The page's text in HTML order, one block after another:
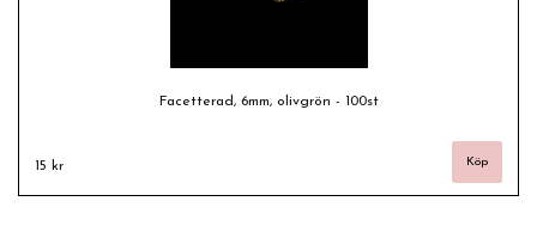
Facetterad, 6mm, olivgrön - 100st
15 kr